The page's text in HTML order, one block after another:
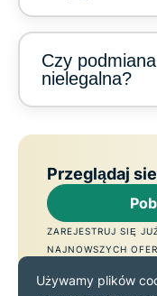
Czy
nielegalna?
Przeglądaj
ZAREJESTRUJ SIĘ
NAJNOWSZYCH